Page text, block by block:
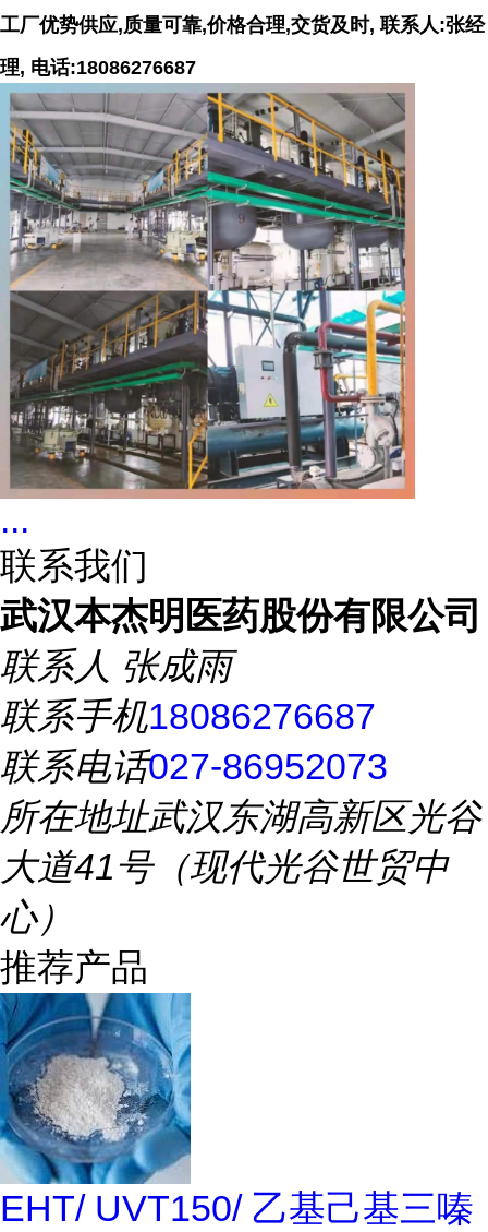
工厂优势供应,质量可靠,价格合理,交货及时, 联系人:张经
理, 电话:18086276687
...
联系我们
武汉本杰明医药股份有限公司
联系人 张成雨
联系手机18086276687
联系电话027-86952073
所在地址武汉东湖高新区光谷
大道41号（现代光谷世贸中
心）
推荐产品
EHT/ UVT150/ 乙基己基三嗪